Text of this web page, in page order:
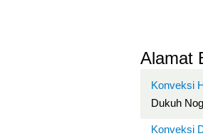
Alamat
Konveksi
Dukuh
Konveksi